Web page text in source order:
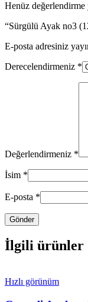
Henüz değerlendirme
“Sürgülü Ayak no3
E-posta adresiniz
Derecelendirmeniz *
Değerlendirmeniz *
İsim *
E-posta *
İlgili ürünler
Hızlı görünüm